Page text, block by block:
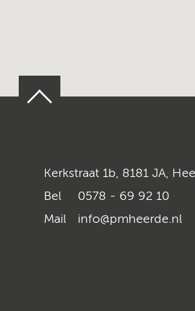
Kerkstraat 1b, 8181 JA,
Bel
0578 - 69 92 10
Mail
info@pmheerde.nl